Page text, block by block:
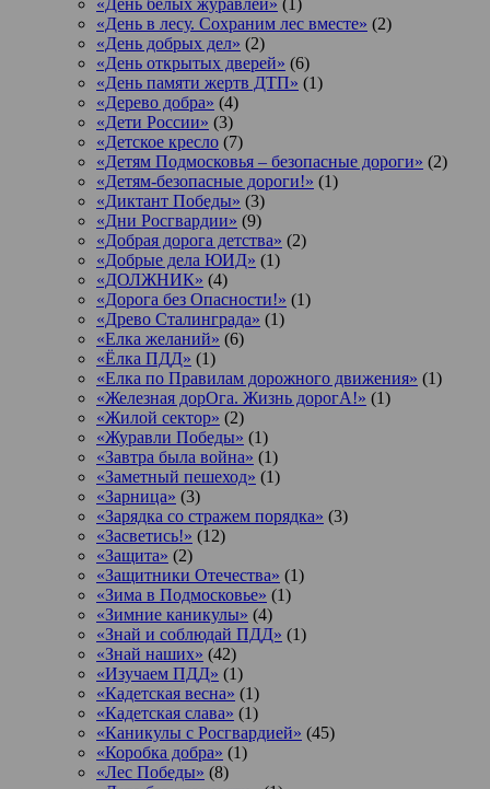
«День в лесу. Сохраним лес вместе» (2)
«День добрых дел» (2)
«День открытых дверей» (6)
«День памяти жертв ДТП» (1)
«Дерево добра» (4)
«Дети России» (3)
«Детское кресло (7)
«Детям Подмосковья – безопасные дороги» (2)
«Детям-безопасные дороги!» (1)
«Диктант Победы» (3)
«Дни Росгвардии» (9)
«Добрая дорога детства» (2)
«Добрые дела ЮИД» (1)
«ДОЛЖНИК» (4)
«Дорога без Опасности!» (1)
«Древо Сталинграда» (1)
«Елка желаний» (6)
«Ёлка ПДД» (1)
«Елка по Правилам дорожного движения» (1)
«Железная дорОга. Жизнь дорогА!» (1)
«Жилой сектор» (2)
«Журавли Победы» (1)
«Завтра была война» (1)
«Заметный пешеход» (1)
«Зарница» (3)
«Зарядка со стражем порядка» (3)
«Засветись!» (12)
«Защита» (2)
«Защитники Отечества» (1)
«Зима в Подмосковье» (1)
«Зимние каникулы» (4)
«Знай и соблюдай ПДД» (1)
«Знай наших» (42)
«Изучаем ПДД» (1)
«Кадетская весна» (1)
«Кадетская слава» (1)
«Каникулы с Росгвардией» (45)
«Коробка добра» (1)
«Лес Победы» (8)